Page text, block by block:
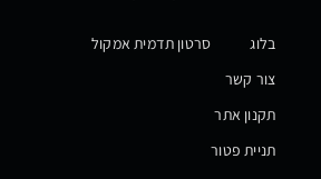
בלוג
צור קשר
תקנון אתר
תניית פטור
סרטון תדמית אמקול